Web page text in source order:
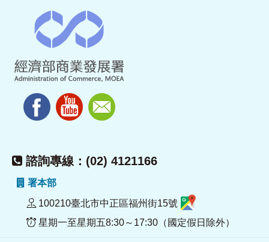
諮詢專線：(02) 4121166
署本部
100210臺北市中正區福州街15號
星期一至星期五8:30～17:30（國定假日除外）